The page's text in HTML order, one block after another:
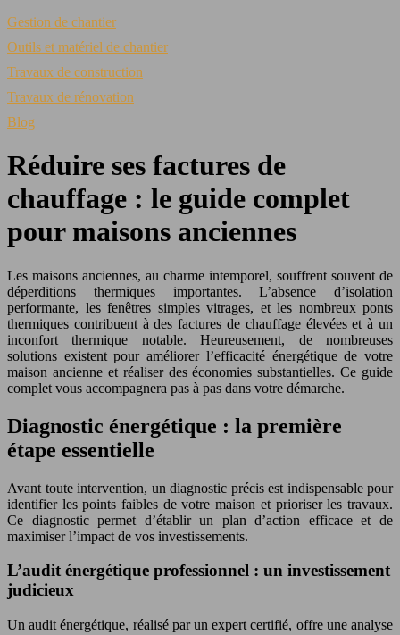
Gestion de chantier
Outils et matériel de chantier
Travaux de construction
Travaux de rénovation
Blog
Réduire ses factures de
chauffage : le guide complet
pour maisons anciennes
Les maisons anciennes, au charme intemporel, souffrent souvent de
déperditions thermiques importantes. L’absence d’isolation
performante, les fenêtres simples vitrages, et les nombreux ponts
thermiques contribuent à des factures de chauffage élevées et à un
inconfort thermique notable. Heureusement, de nombreuses
solutions existent pour améliorer l’efficacité énergétique de votre
maison ancienne et réaliser des économies substantielles. Ce guide
complet vous accompagnera pas à pas dans votre démarche.
Diagnostic énergétique : la première
étape essentielle
Avant toute intervention, un diagnostic précis est indispensable pour
identifier les points faibles de votre maison et prioriser les travaux.
Ce diagnostic permet d’établir un plan d’action efficace et de
maximiser l’impact de vos investissements.
L’audit énergétique professionnel : un investissement
judicieux
Un audit énergétique, réalisé par un expert certifié, offre une analyse